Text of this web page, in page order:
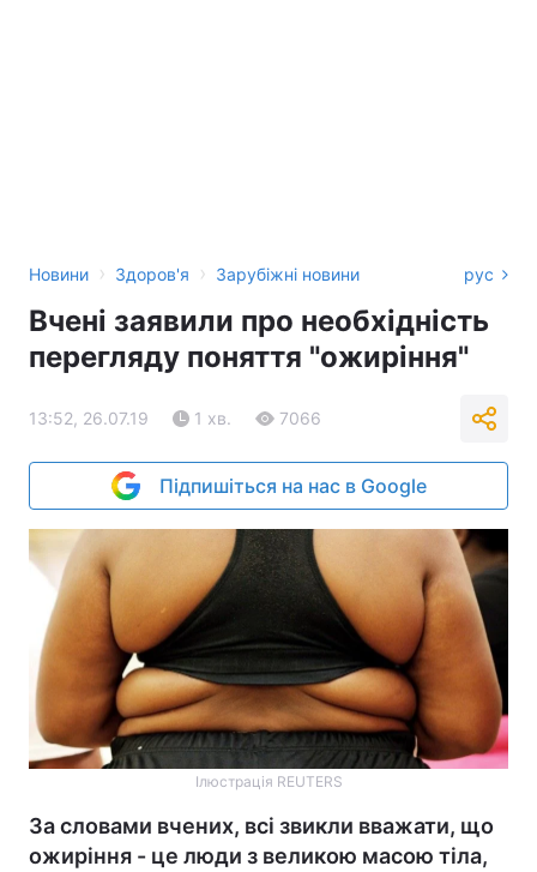
Новини › Здоров'я › Зарубіжні новини рус
Вчені заявили про необхідність
перегляду поняття "ожиріння"
13:52, 26.07.19 1 хв. 7066
Підпишіться на нас в Google
Ілюстрація REUTERS
За словами вчених, всі звикли вважати, що
ожиріння - це люди з великою масою тіла,